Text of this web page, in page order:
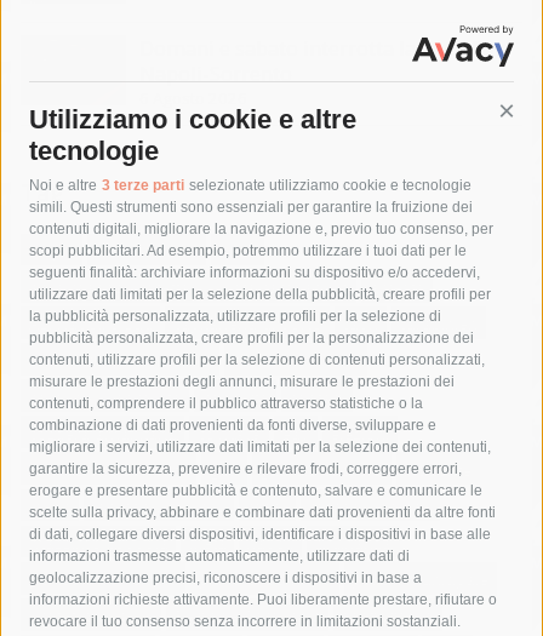
Utilizziamo i cookie e altre
tecnologie
Noi e altre 3 terze parti selezionate utilizziamo cookie e tecnologie
simili. Questi strumenti sono essenziali per garantire la fruizione dei
contenuti digitali, migliorare la navigazione e, previo tuo consenso, per
scopi pubblicitari. Ad esempio, potremmo utilizzare i tuoi dati per le
seguenti finalità: archiviare informazioni su dispositivo e/o accedervi,
utilizzare dati limitati per la selezione della pubblicità, creare profili per
la pubblicità personalizzata, utilizzare profili per la selezione di
pubblicità personalizzata, creare profili per la personalizzazione dei
contenuti, utilizzare profili per la selezione di contenuti personalizzati,
misurare le prestazioni degli annunci, misurare le prestazioni dei
contenuti, comprendere il pubblico attraverso statistiche o la
combinazione di dati provenienti da fonti diverse, sviluppare e
migliorare i servizi, utilizzare dati limitati per la selezione dei contenuti,
garantire la sicurezza, prevenire e rilevare frodi, correggere errori,
erogare e presentare pubblicità e contenuto, salvare e comunicare le
scelte sulla privacy, abbinare e combinare dati provenienti da altre fonti
di dati, collegare diversi dispositivi, identificare i dispositivi in base alle
informazioni trasmesse automaticamente, utilizzare dati di
geolocalizzazione precisi, riconoscere i dispositivi in base a
informazioni richieste attivamente. Puoi liberamente prestare, rifiutare o
revocare il tuo consenso senza incorrere in limitazioni sostanziali.
Domani e sabato interrotta la linea Eav
Tag
acqua allerta meteo
anas
area marina protetta di punta campanella
arresto
Asl Napoli 3 sud
capitaneria di porto capri
carabinieri
castellammare di stabia
circumvesuviana
comune di sorrento
concerto
contagi
costiera amalfitana
covid-19 eav
elezioni
fondazione sorrento
gori guardia costiera
incidente
lavori
lorenzo balducelli mare
massa lubrense
massimo coppola
Meta napoli
ordinanza
penisola sorrentina
piano di sorrento
polizia municipale
protezione civile
Regione Campania sant'agnello